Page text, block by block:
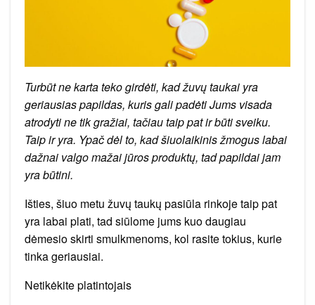
Turbūt ne karta teko girdėti, kad žuvų taukai yra
geriausias papildas, kuris gali padėti Jums visada
atrodyti ne tik gražiai, tačiau taip pat ir būti sveiku.
Taip ir yra. Ypač dėl to, kad šiuolaikinis žmogus labai
dažnai valgo mažai jūros produktų, tad papildai jam
yra būtini.
Išties, šiuo metu žuvų taukų pasiūla rinkoje taip pat
yra labai plati, tad siūlome jums kuo daugiau
dėmesio skirti smulkmenoms, kol rasite tokius, kurie
tinka geriausiai.
Netikėkite platintojais